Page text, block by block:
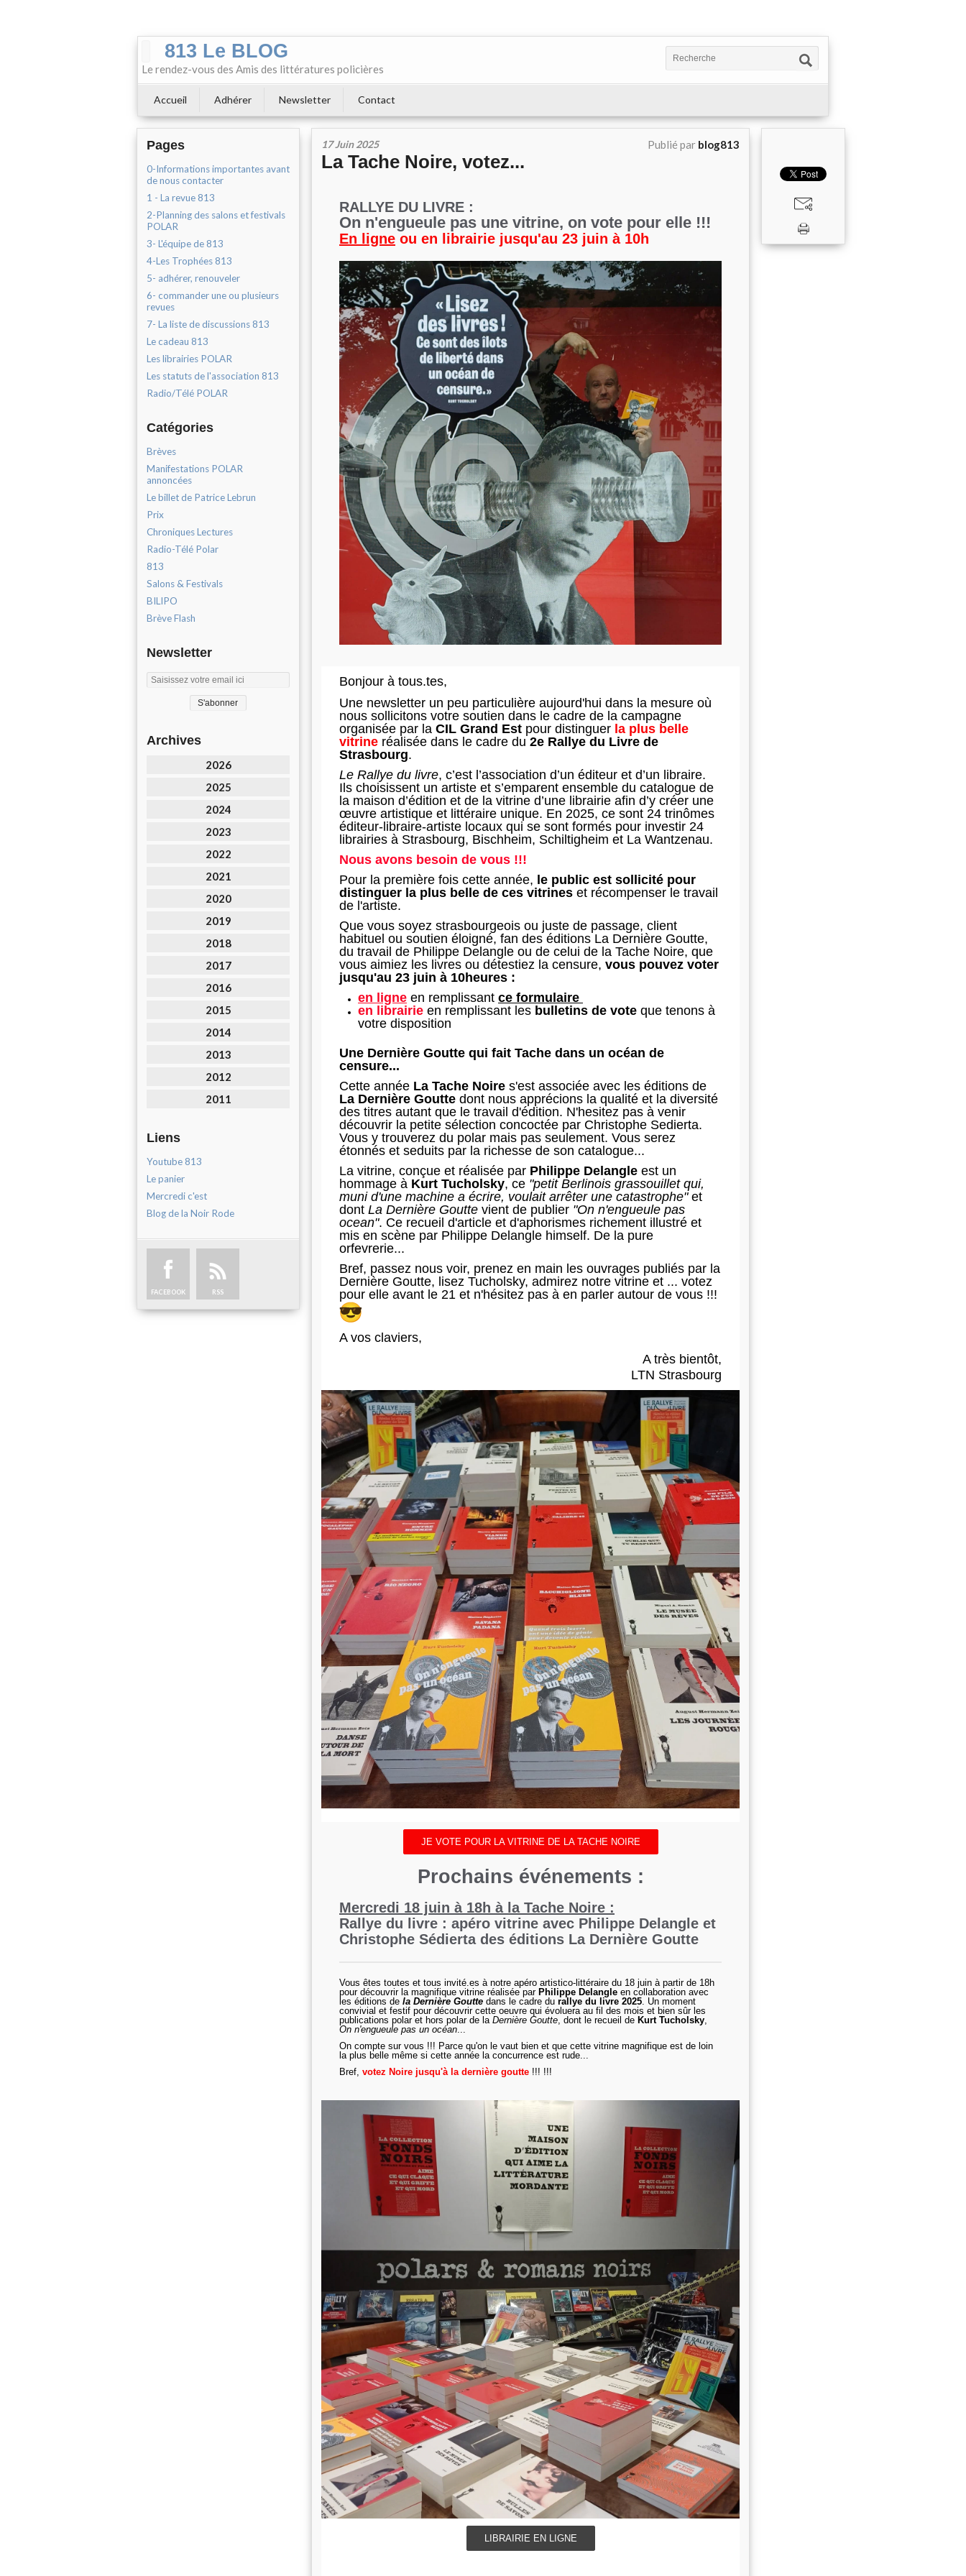
813 Le BLOG
Le rendez-vous des Amis des littératures policières
Accueil Adhérer Newsletter Contact
Pages
0-Informations importantes avant
de nous contacter
1 - La revue 813
2-Planning des salons et festivals
POLAR
3- L'équipe de 813
4-Les Trophées 813
5- adhérer, renouveler
6- commander une ou plusieurs
revues
7- La liste de discussions 813
Le cadeau 813
Les librairies POLAR
Les statuts de l'association 813
Radio/Télé POLAR
Catégories
Brèves
Manifestations POLAR
annoncées
Le billet de Patrice Lebrun
Prix
Chroniques Lectures
Radio-Télé Polar
813
Salons & Festivals
BILIPO
Brève Flash
Newsletter
Archives
2026
2025
2024
2023
2022
2021
2020
2019
2018
2017
2016
2015
2014
2013
2012
2011
Liens
Youtube 813
Le panier
Mercredi c'est
Blog de la Noir Rode
FACEBOOK RSS
17 Juin 2025 Publié par blog813
La Tache Noire, votez...
RALLYE DU LIVRE :
On n'engueule pas une vitrine, on vote pour elle !!!
En ligne ou en librairie jusqu'au 23 juin à 10h
Bonjour à tous.tes,
Une newsletter un peu particulière aujourd'hui dans la mesure où
nous sollicitons votre soutien dans le cadre de la campagne
organisée par la CIL Grand Est pour distinguer la plus belle
vitrine réalisée dans le cadre du 2e Rallye du Livre de
Strasbourg.
Le Rallye du livre, c’est l’association d’un éditeur et d’un libraire.
Ils choisissent un artiste et s’emparent ensemble du catalogue de
la maison d’édition et de la vitrine d’une librairie afin d’y créer une
œuvre artistique et littéraire unique. En 2025, ce sont 24 trinômes
éditeur-libraire-artiste locaux qui se sont formés pour investir 24
librairies à Strasbourg, Bischheim, Schiltigheim et La Wantzenau.
Nous avons besoin de vous !!!
Pour la première fois cette année, le public est sollicité pour
distinguer la plus belle de ces vitrines et récompenser le travail
de l'artiste.
Que vous soyez strasbourgeois ou juste de passage, client
habituel ou soutien éloigné, fan des éditions La Dernière Goutte,
du travail de Philippe Delangle ou de celui de la Tache Noire, que
vous aimiez les livres ou détestiez la censure, vous pouvez voter
jusqu'au 23 juin à 10heures :
en ligne en remplissant ce formulaire
en librairie en remplissant les bulletins de vote que tenons à
votre disposition
Une Dernière Goutte qui fait Tache dans un océan de
censure...
Cette année La Tache Noire s'est associée avec les éditions de
La Dernière Goutte dont nous apprécions la qualité et la diversité
des titres autant que le travail d'édition. N'hesitez pas à venir
découvrir la petite sélection concoctée par Christophe Sedierta.
Vous y trouverez du polar mais pas seulement. Vous serez
étonnés et seduits par la richesse de son catalogue...
La vitrine, conçue et réalisée par Philippe Delangle est un
hommage à Kurt Tucholsky, ce "petit Berlinois grassouillet qui,
muni d'une machine a écrire, voulait arrêter une catastrophe"et
dont La Dernière Goutte vient de publier "On n'engueule pas
ocean". Ce recueil d'article et d'aphorismes richement illustré et
mis en scène par Philippe Delangle himself. De la pure
orfevrerie...
Bref, passez nous voir, prenez en main les ouvrages publiés par la
Dernière Goutte, lisez Tucholsky, admirez notre vitrine et ... votez
pour elle avant le 21 et n'hésitez pas à en parler autour de vous !!!
A vos claviers,
A très bientôt,
LTN Strasbourg
JE VOTE POUR LA VITRINE DE LA TACHE NOIRE
Prochains événements :
Mercredi 18 juin à 18h à la Tache Noire :
Rallye du livre : apéro vitrine avec Philippe Delangle et
Christophe Sédierta des éditions La Dernière Goutte
Vous êtes toutes et tous invité.es à notre apéro artistico-littéraire du 18 juin à partir de 18h
pour découvrir la magnifique vitrine réalisée par Philippe Delangle en collaboration avec
les éditions de la Dernière Goutte dans le cadre du rallye du livre 2025. Un moment
convivial et festif pour découvrir cette oeuvre qui évoluera au fil des mois et bien sûr les
publications polar et hors polar de la Dernière Goutte, dont le recueil de Kurt Tucholsky,
On n'engueule pas un océan...
On compte sur vous !!! Parce qu'on le vaut bien et que cette vitrine magnifique est de loin
la plus belle même si cette année la concurrence est rude...
Bref, votez Noire jusqu'à la dernière goutte !!! !!!
LIBRAIRIE EN LIGNE